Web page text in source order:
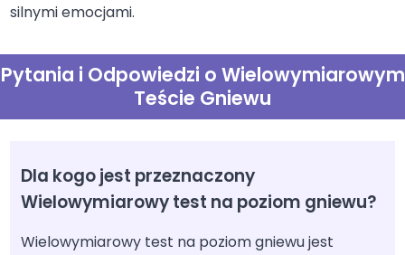
silnymi emocjami.
Pytania i Odpowiedzi o Wielowymiarowym
Teście Gniewu
Dla kogo jest przeznaczony
Wielowymiarowy test na poziom gniewu?
Wielowymiarowy test na poziom gniewu jest